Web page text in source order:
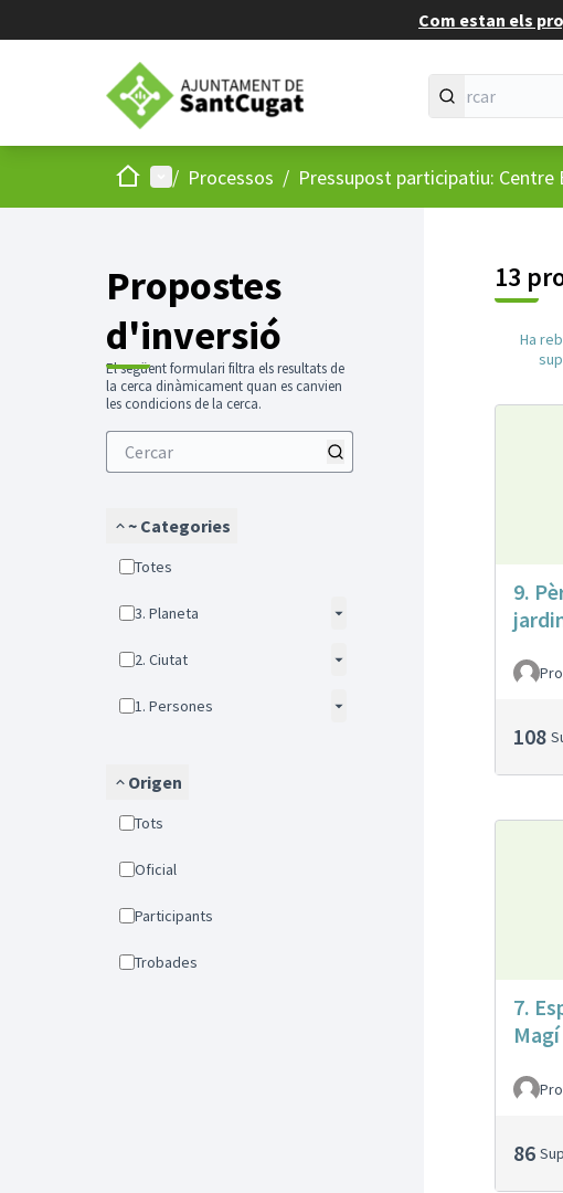
Com estan els
Inici Menú principal
/ Processos / Pressupost participatiu: Centre
Propostes
d'inversió
El següent formulari filtra els resultats de
la cerca dinàmicament quan es canvien
les condicions de la cerca.
~ Categories
Totes
3. Planeta
2. Ciutat
1. Persones
Origen
Tots
Oficial
Participants
Trobades
13
Ha
9.
108
7.
86